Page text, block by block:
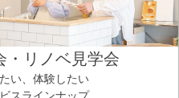
・リノベ見学会
い、体験したい